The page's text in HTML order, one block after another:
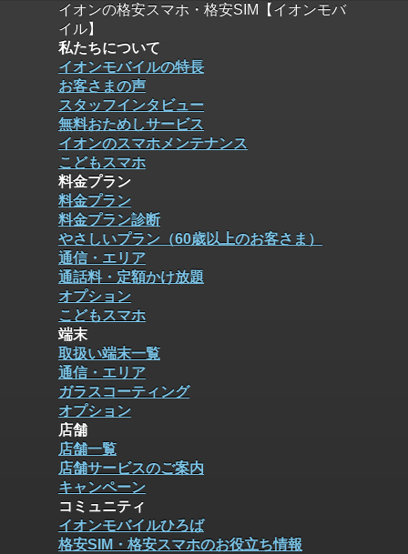
イオンの格安スマホ・格安SIM【イオンモバ
イル】
私たちについて
イオンモバイルの特長
お客さまの声
スタッフインタビュー
無料おためしサービス
イオンのスマホメンテナンス
こどもスマホ
料金プラン
料金プラン
料金プラン診断
やさしいプラン（60歳以上のお客さま）
通信・エリア
通話料・定額かけ放題
オプション
こどもスマホ
端末
取扱い端末一覧
通信・エリア
ガラスコーティング
オプション
店舗
店舗一覧
店舗サービスのご案内
キャンペーン
コミュニティ
イオンモバイルひろば
格安SIM・格安スマホのお役立ち情報